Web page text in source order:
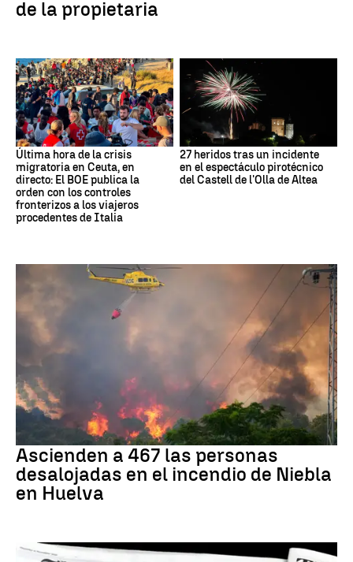
de la propietaria
Última hora de la crisis
migratoria en Ceuta, en
directo: El BOE publica la
orden con los controles
fronterizos a los viajeros
procedentes de Italia
27 heridos tras un incidente
en el espectáculo pirotécnico
del Castell de l'Olla de Altea
Incendio
Ascienden a 467 las personas
desalojadas en el incendio de Niebla
en Huelva